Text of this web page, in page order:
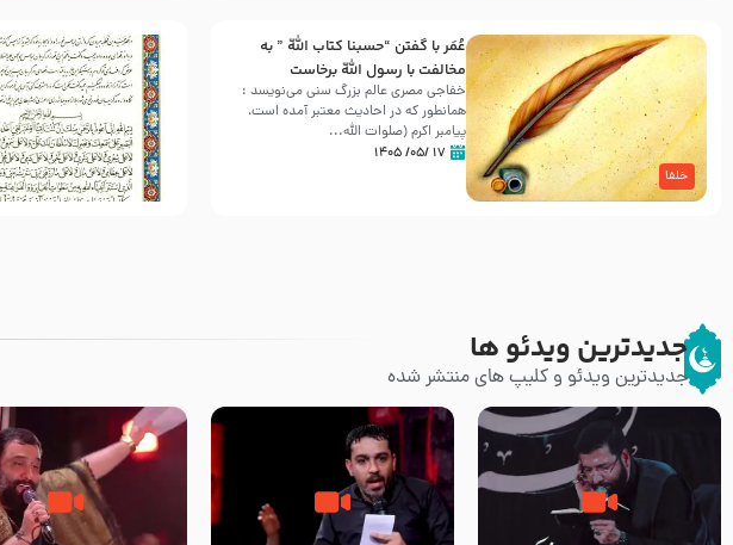
خلفا
عُمَر با گفتن “حسبنا كتاب اللّه ” به
مخالفت با رسول اللّه برخاست
خفاجی مصری عالم بزرگ سنی می‌نویسد :
همانطور که در احادیث معتبر آمده است،
پیامبر اکرم (صلوات اللّه...
۱۷ /۰۵/ ۱۴۰۵
جدیدترین ویدئو ها
جدیدترین ویدئو و کلیپ های منتشر شده